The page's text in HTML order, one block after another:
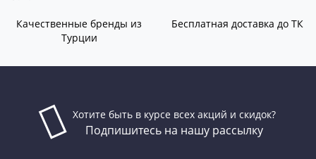
Качественные бренды из
Турции
Бесплатная доставка до ТК
Хотите быть в курсе всех акций и скидок?
Подпишитесь на нашу рассылку